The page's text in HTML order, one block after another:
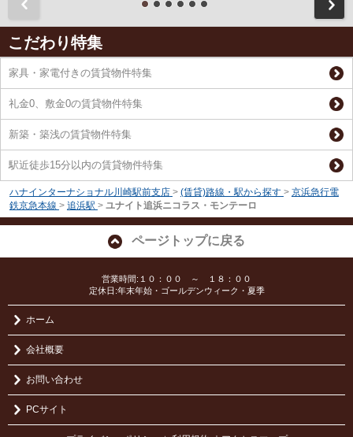
こだわり特集
家具・家電付きの賃貸物件特集
礼金0、敷金0の賃貸物件特集
新築・築浅の賃貸物件特集
駅近徒歩15分以内の賃貸物件特集
ハナインターナショナル川崎駅前支店 > (賃貸)路線・駅から探す > 京浜急行電
鉄京急本線 > 追浜駅 > ユナイト追浜ニコラス・モンテーロ
ページトップに戻る
営業時間:１０：００ ～ １８：００
定休日:年末年始・ゴールデンウィーク・夏季
ホーム
会社概要
お問い合わせ
PCサイト